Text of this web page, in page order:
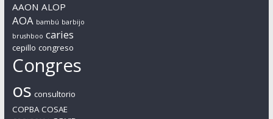
AAON ALOP
AOA bambú barbijo
brushboo caries
cepillo congreso
Congres
os consultorio
COPBA COSAE